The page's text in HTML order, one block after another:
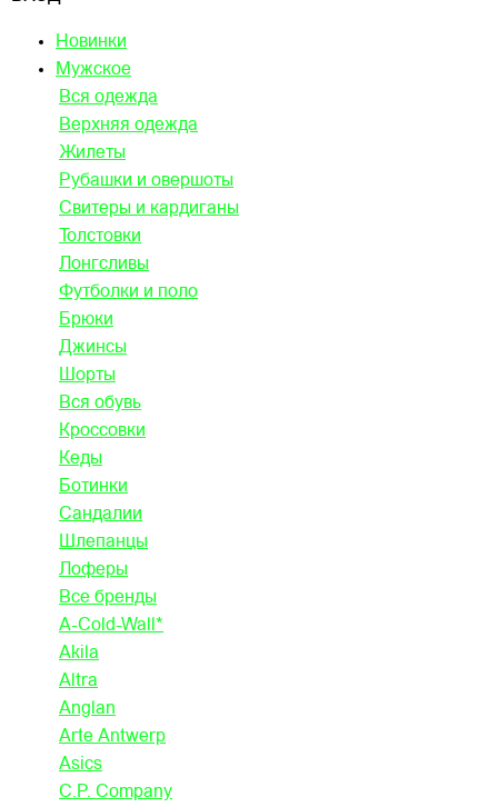
Новинки
Мужское
Вся одежда
Верхняя одежда
Жилеты
Рубашки и овершоты
Свитеры и кардиганы
Толстовки
Лонгсливы
Футболки и поло
Брюки
Джинсы
Шорты
Вся обувь
Кроссовки
Кеды
Ботинки
Сандалии
Шлепанцы
Лоферы
Все бренды
A-Cold-Wall*
Akila
Altra
Anglan
Arte Antwerp
Asics
C.P. Company